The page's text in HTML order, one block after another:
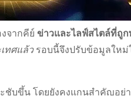
จากคีย์ ข่าวและไลฟ์สไตล์ที่ถู
ทศแล้วรอบนี้จึงปรับข้อมูลใหม่
บขึ้น โดยยังคงแกนสำคัญอ